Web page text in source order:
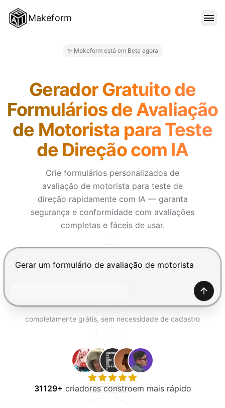
Makeform
BLOG
PREÇO
ENTRAR
EXPERIMENTE GRÁTIS
✨ Makeform está em Beta agora
Gerador Gratuito de
Formulários de Avaliação
de Motorista para Teste
de Direção com IA
Crie formulários personalizados de
avaliação de motorista para teste de
direção rapidamente com IA — garanta
segurança e conformidade com avaliações
completas e fáceis de usar.
Pressione Enter para enviar, Shift+Enter para
Gerar
completamente grátis, sem necessidade de cadastro
31129+ criadores constroem mais rápido